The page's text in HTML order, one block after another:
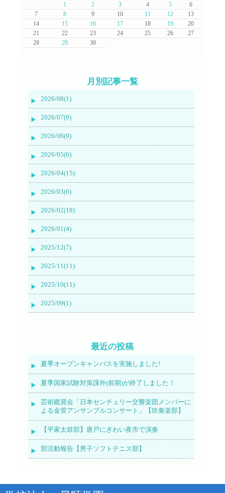
1
2 3 4 5
6
7
8 9 10 11 12
13
14
15 16 17 18 19
20
21
22 23 24 25 26
27
28
29 30
月別記事一覧
2026/08(1)
2026/07(9)
2026/06(9)
2026/05(6)
2026/04(15)
2026/03(6)
2026/02(18)
2026/01(4)
2025/12(7)
2025/11(11)
2025/10(11)
2025/09(1)
最近の投稿
夏季オープンキャンパスを実施しました!
夏季国家試験対策課外(前期)が終了しました！
芸術鑑賞会「日本センチュリー交響楽団メンバーに
よる金管アンサンブルコンサート」【吹奏楽部】
【平家太鼓部】唐戸にぎわい夜市で演奏
部活動報告【男子ソフトテニス部】